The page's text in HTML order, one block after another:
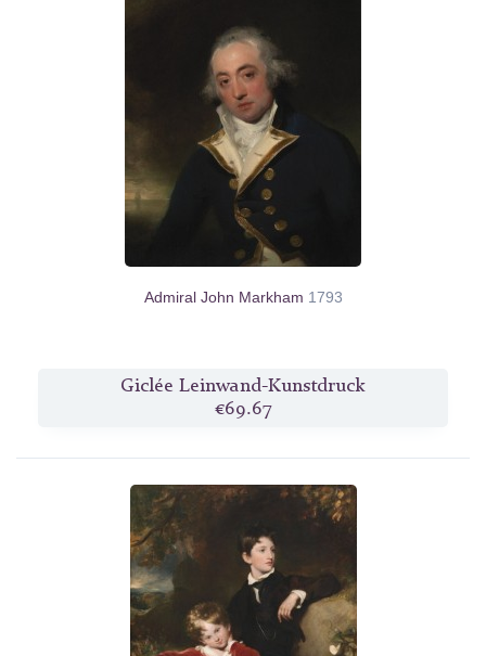
Admiral John Markham 1793
Giclée Leinwand-Kunstdruck
€69.67